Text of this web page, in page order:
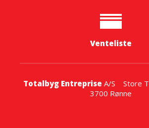
Venteliste
Totalbyg Entreprise A/S Store
3700 Rønne